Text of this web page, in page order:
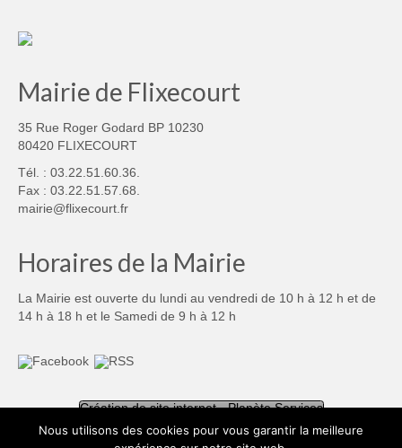
Mairie de Flixecourt
35 Rue Roger Godard BP 10230
80420 FLIXECOURT
Tél. : 03.22.51.60.36.
Fax : 03.22.51.57.68.
mairie@flixecourt.fr
Horaires de la Mairie
La Mairie est ouverte du lundi au vendredi de 10 h à 12 h et de
14 h à 18 h et le Samedi de 9 h à 12 h
Création de site internet - Planète Services
Nous utilisons des cookies pour vous garantir la meilleure